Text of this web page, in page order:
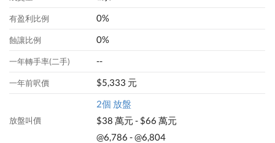
有盈利比例 0%
蝕讓比例 0%
一年轉手率(二手) --
一年前呎價 $5,333 元
放盤叫價
2個 放盤
$38 萬元 - $66 萬元
@6,786 - @6,804